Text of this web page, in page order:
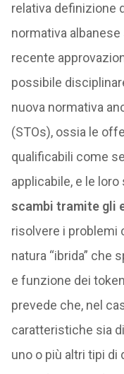
relativa definizione
normativa albanese
recente
possibile
nuova normativa
(STOs), ossia le
qualificabili come
applicabile, e le
scambi tramite gli
risolvere i problemi
natura “ibrida” che
e funzione dei
prevede che, nel
caratteristiche sia
uno o più altri tipi di